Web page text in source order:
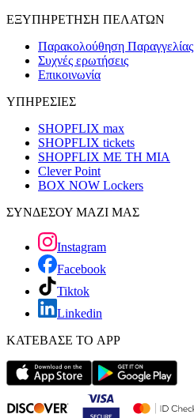
ΕΞΥΠΗΡΕΤΗΣΗ ΠΕΛΑΤΩΝ
Παρακολούθηση Παραγγελίας
Συχνές ερωτήσεις
Επικοινωνία
ΥΠΗΡΕΣΙΕΣ
SHOPFLIX max
SHOPFLIX tickets
SHOPFLIX ΜΕ ΤΗ ΜΙΑ
Clever Point
BOX NOW Lockers
ΣΥΝΔΕΣΟΥ ΜΑΖΙ ΜΑΣ
Instagram
Facebook
Tiktok
Linkedin
ΚΑΤΕΒΑΣΕ ΤΟ APP